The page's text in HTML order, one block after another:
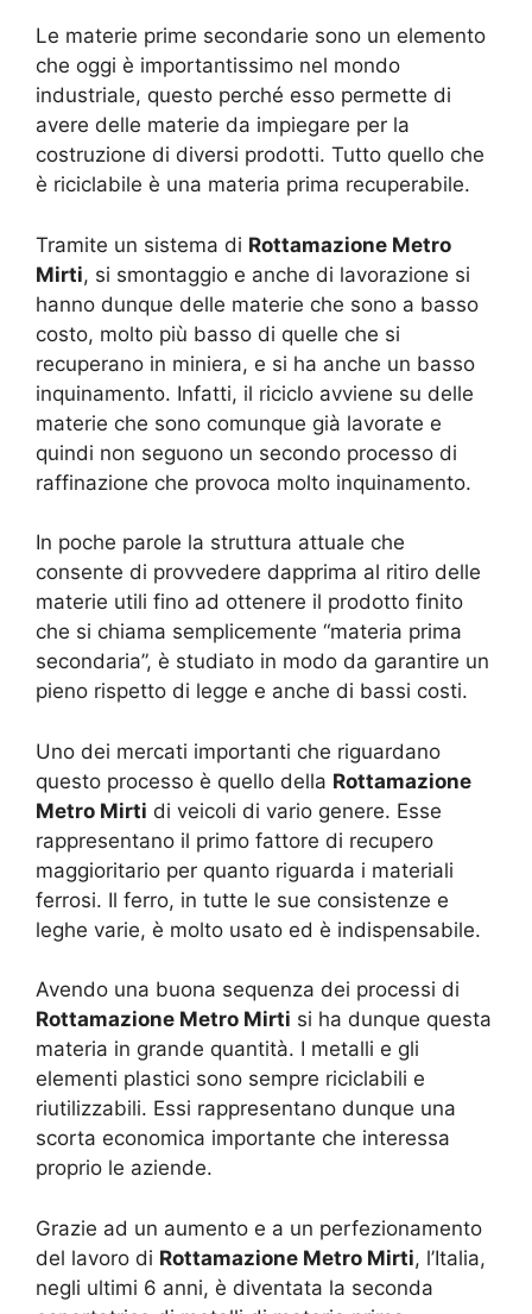
Le materie prime secondarie sono un elemento
che oggi è importantissimo nel mondo
industriale, questo perché esso permette di
avere delle materie da impiegare per la
costruzione di diversi prodotti. Tutto quello che
è riciclabile è una materia prima recuperabile.
Tramite un sistema di Rottamazione Metro
Mirti, si smontaggio e anche di lavorazione si
hanno dunque delle materie che sono a basso
costo, molto più basso di quelle che si
recuperano in miniera, e si ha anche un basso
inquinamento. Infatti, il riciclo avviene su delle
materie che sono comunque già lavorate e
quindi non seguono un secondo processo di
raffinazione che provoca molto inquinamento.
In poche parole la struttura attuale che
consente di provvedere dapprima al ritiro delle
materie utili fino ad ottenere il prodotto finito
che si chiama semplicemente “materia prima
secondaria”, è studiato in modo da garantire un
pieno rispetto di legge e anche di bassi costi.
Uno dei mercati importanti che riguardano
questo processo è quello della Rottamazione
Metro Mirti di veicoli di vario genere. Esse
rappresentano il primo fattore di recupero
maggioritario per quanto riguarda i materiali
ferrosi. Il ferro, in tutte le sue consistenze e
leghe varie, è molto usato ed è indispensabile.
Avendo una buona sequenza dei processi di
Rottamazione Metro Mirti si ha dunque questa
materia in grande quantità. I metalli e gli
elementi plastici sono sempre riciclabili e
riutilizzabili. Essi rappresentano dunque una
scorta economica importante che interessa
proprio le aziende.
Grazie ad un aumento e a un perfezionamento
del lavoro di Rottamazione Metro Mirti, l’Italia,
negli ultimi 6 anni, è diventata la seconda